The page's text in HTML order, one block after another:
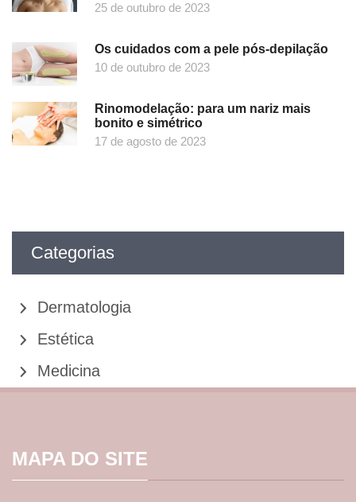
25 de outubro de 2023
Os cuidados com a pele pós-depilação
10 de outubro de 2023
Rinomodelação: para um nariz mais
bonito e simétrico
17 de agosto de 2023
Categorias
Dermatologia
Estética
Medicina
MAPA DO SITE